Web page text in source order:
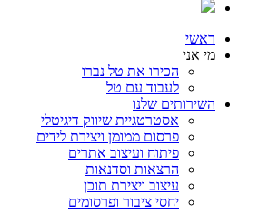
ראשי
מי אני
הכירו את טל נברו
לעבוד עם טל
השירותים שלנו
אסטרטגיית שיווק דיגיטלי
פרסום ממומן ויצירת לידים
פיתוח ועיצוב אתרים
הרצאות וסדנאות
עיצוב ויצירת תוכן
יחסי ציבור ופרסומים